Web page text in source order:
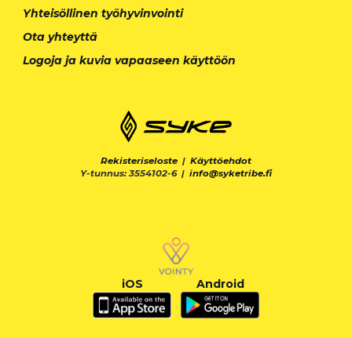
Yhteisöllinen työhyvinvointi
Ota yhteyttä
Logoja ja kuvia vapaaseen käyttöön
Rekisteriseloste | Käyttöehdot
Y-tunnus: 3554102-6 | info@syketribe.fi
iOS Android